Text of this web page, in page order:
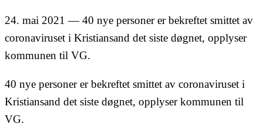
24. mai 2021 — 40 nye personer er bekreftet smittet av
coronaviruset i Kristiansand det siste døgnet, opplyser
kommunen til VG.
40 nye personer er bekreftet smittet av coronaviruset i
Kristiansand det siste døgnet, opplyser kommunen til
VG.